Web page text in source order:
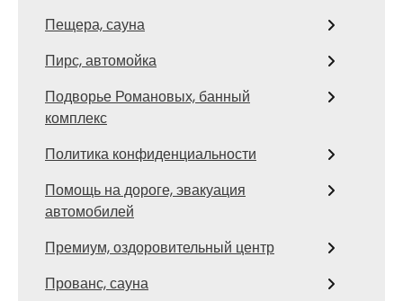
Пещера, сауна
Пирс, автомойка
Подворье Романовых, банный
комплекс
Политика конфиденциальности
Помощь на дороге, эвакуация
автомобилей
Премиум, оздоровительный центр
Прованс, сауна